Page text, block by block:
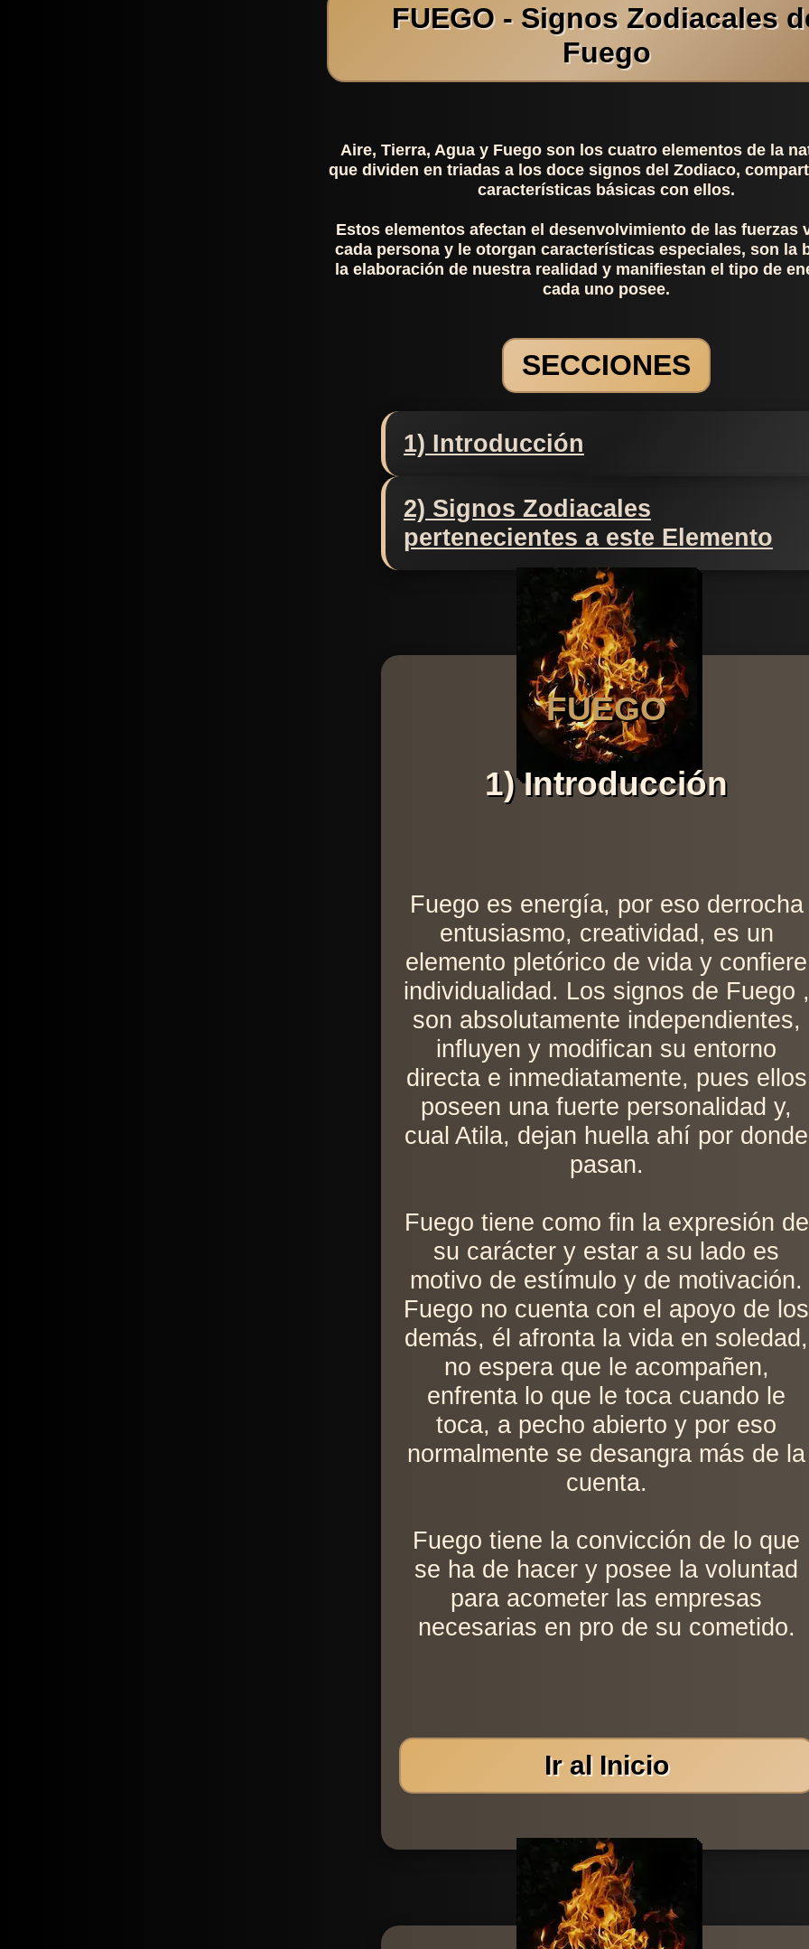
FUEGO - Signos Zodiacales
Fuego
Aire, Tierra, Agua y Fuego son los cuatro elementos de la
que dividen en triadas a los doce signos del Zodiaco,
características básicas con ellos.
Estos elementos afectan el desenvolvimiento de las fuerzas
cada persona y le otorgan características especiales, son la
la elaboración de nuestra realidad y manifiestan el tipo de
cada uno posee.
SECCIONES
1) Introducción
2) Signos Zodiacales
pertenecientes a este Elemento
FUEGO
1) Introducción
Fuego es energía, por eso derrocha
entusiasmo, creatividad, es un
elemento pletórico de vida y confiere
individualidad. Los signos de Fuego ,
son absolutamente independientes,
influyen y modifican su entorno
directa e inmediatamente, pues ellos
poseen una fuerte personalidad y,
cual Atila, dejan huella ahí por donde
pasan.
Fuego tiene como fin la expresión de
su carácter y estar a su lado es
motivo de estímulo y de motivación.
Fuego no cuenta con el apoyo de los
demás, él afronta la vida en soledad,
no espera que le acompañen,
enfrenta lo que le toca cuando le
toca, a pecho abierto y por eso
normalmente se desangra más de la
cuenta.
Fuego tiene la convicción de lo que
se ha de hacer y posee la voluntad
para acometer las empresas
necesarias en pro de su cometido.
Ir al Inicio